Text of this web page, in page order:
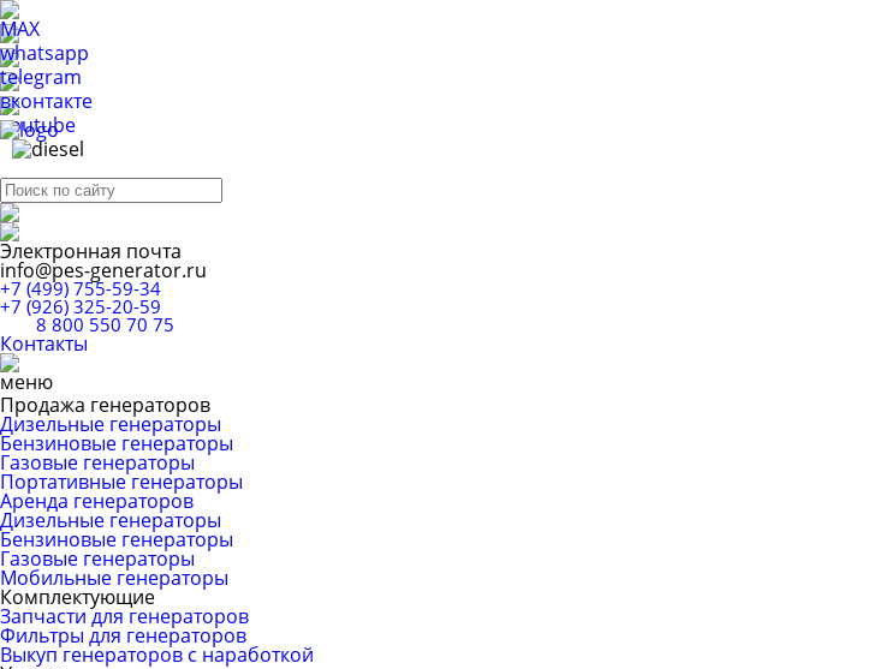
Электронная почта
info@pes-generator.ru
+7 (499) 755-59-34
+7 (926) 325-20-59
8 800 550 70 75
Контакты
Продажа генераторов
Дизельные генераторы
Бензиновые генераторы
Газовые генераторы
Портативные генераторы
Аренда генераторов
Дизельные генераторы
Бензиновые генераторы
Газовые генераторы
Мобильные генераторы
Комплектующие
Запчасти для генераторов
Фильтры для генераторов
Выкуп генераторов с наработкой